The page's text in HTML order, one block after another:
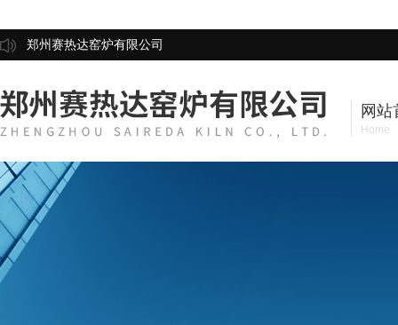
郑州赛热达窑炉有限公司
网站
Home